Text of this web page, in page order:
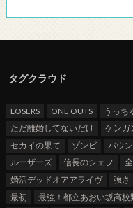
タグクラウド
LOSERS ONE OUTS うっち
ただ離婚してないだけ
ケンガ
セカイの果て
ゾンビ バウ
ルーザーズ
信長のシェフ
婚活デッドオアアライヴ
強さ
最初
最強！都立あおい坂高校